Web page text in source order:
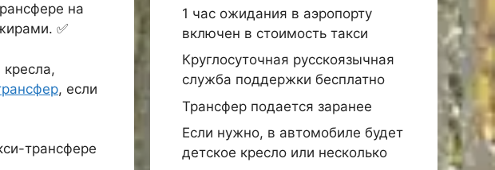
на
✅
, если
трансфере
1 час ожидания в аэропорту
включен в стоимость такси
Круглосуточная русскоязычная
служба поддержки бесплатно
Трансфер подается заранее
Если нужно, в автомобиле будет
детское кресло или несколько